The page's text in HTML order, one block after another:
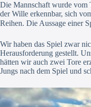
Die Mannschaft wurde vom
der Wille erkennbar, sich
Reihen. Die Aussage einer
Wir haben das Spiel zwar
Herausforderung gestellt.
hätten wir auch zwei Tore
Jungs nach dem Spiel und